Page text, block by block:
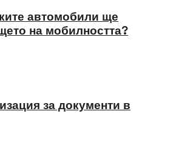
автомобили ще
на мобилността?
за документи в